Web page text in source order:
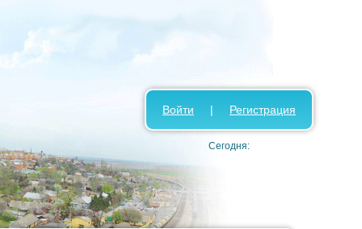
Войти | Регистрация
Сегодня: